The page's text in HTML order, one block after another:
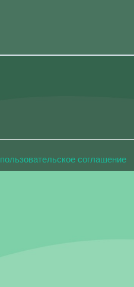
пользовательское соглашение